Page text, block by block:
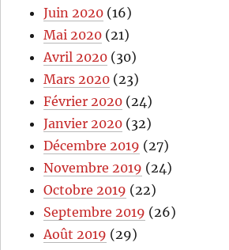
Juin 2020 (16)
Mai 2020 (21)
Avril 2020 (30)
Mars 2020 (23)
Février 2020 (24)
Janvier 2020 (32)
Décembre 2019 (27)
Novembre 2019 (24)
Octobre 2019 (22)
Septembre 2019 (26)
Août 2019 (29)